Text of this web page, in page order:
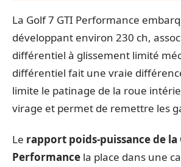
La Golf 7 GTI Performance
développant environ 230 ch,
différentiel à glissement limité
différentiel fait une vraie
limite le patinage de la roue
virage et permet de remettre les
Le rapport poids-puissance de la
Performance la place dans une